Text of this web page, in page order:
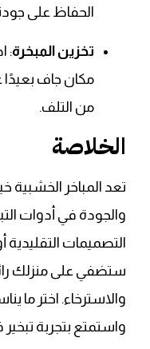
الحفاظ على
تخزين المبخرة:
مكان جاف
من التلف.
الخلاصة
تعد المباخر الخشبية
والجودة في أدوات
التصميمات
ستضفي على منزلك
والاسترخاء. اختر ما
واستمتع بتجربة